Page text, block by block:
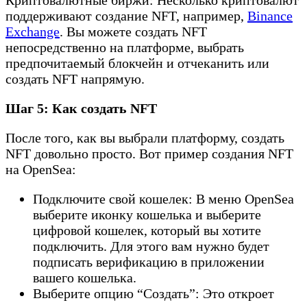
поддерживают создание NFT, например, Binance
Exchange. Вы можете создать NFT
непосредственно на платформе, выбрать
предпочитаемый блокчейн и отчеканить или
создать NFT напрямую.
Шаг 5: Как создать NFT
После того, как вы выбрали платформу, создать
NFT довольно просто. Вот пример создания NFT
на OpenSea:
Подключите свой кошелек: В меню OpenSea
выберите иконку кошелька и выберите
цифровой кошелек, который вы хотите
подключить. Для этого вам нужно будет
подписать верификацию в приложении
вашего кошелька.
Выберите опцию “Создать”: Это откроет